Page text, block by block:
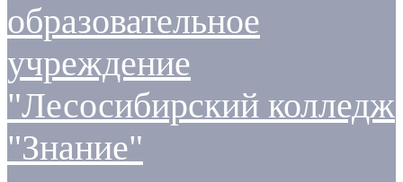
образовательное
учреждение
"Лесосибирский колледж
"Знание"